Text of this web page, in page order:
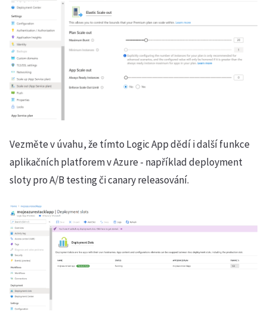
Vezměte v úvahu, že tímto Logic App dědí i další funkce
aplikačních platforem v Azure - například deployment
sloty pro A/B testing či canary releasování.